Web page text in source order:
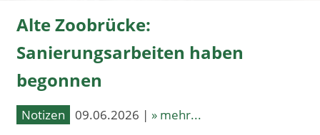
Alte Zoobrücke:
Sanierungsarbeiten haben
begonnen
Notizen 09.06.2026 | » mehr...